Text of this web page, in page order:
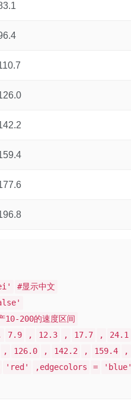
#显示中文
10-200的速度区间
7.9 , 12.3 , 17.7 , 24.1
, 126.0 , 142.2 , 159.4 ,
'red' ,edgecolors = 'blue'